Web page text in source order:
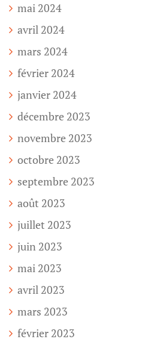
mai 2024
avril 2024
mars 2024
février 2024
janvier 2024
décembre 2023
novembre 2023
octobre 2023
septembre 2023
août 2023
juillet 2023
juin 2023
mai 2023
avril 2023
mars 2023
février 2023